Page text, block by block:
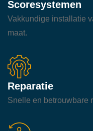
Scoresystemen
Vakkundige installatie
maat.
Reparatie
Snelle en betrouwbare